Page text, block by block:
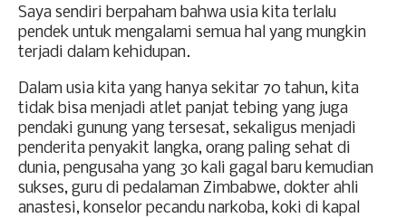
Saya sendiri berpaham bahwa usia kita terlalu
pendek untuk mengalami semua hal yang mungkin
terjadi dalam kehidupan.
Dalam usia kita yang hanya sekitar 70 tahun, kita
tidak bisa menjadi atlet panjat tebing yang juga
pendaki gunung yang tersesat, sekaligus menjadi
penderita penyakit langka, orang paling sehat di
dunia, pengusaha yang 30 kali gagal baru kemudian
sukses, guru di pedalaman Zimbabwe, dokter ahli
anastesi, konselor pecandu narkoba, koki di kapal